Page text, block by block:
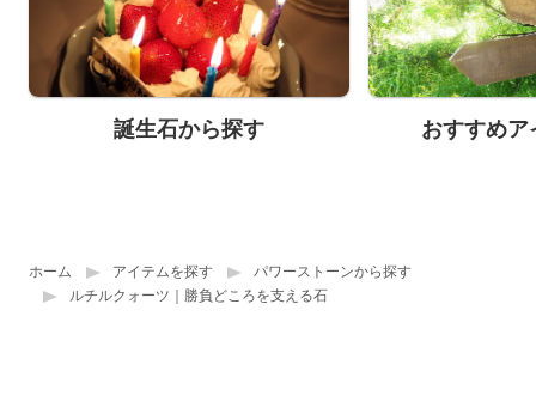
誕生石から探す おすすめア
ホーム アイテムを探す
パワーストーンから探す
ルチルクォーツ｜勝負どころを支える石